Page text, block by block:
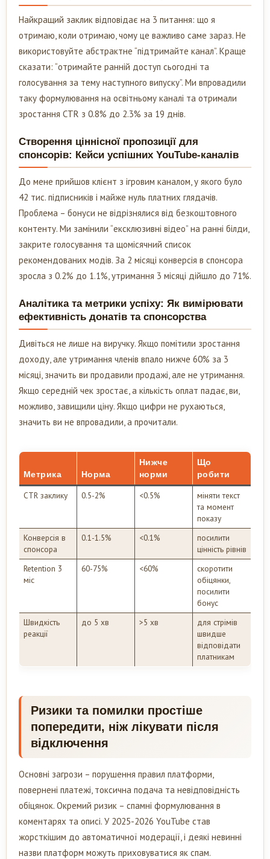
Найкращий заклик відповідає на 3 питання: що я
отримаю, коли отримаю, чому це важливо саме зараз. Не
використовуйте абстрактне “підтримайте канал”. Краще
сказати: “отримайте ранній доступ сьогодні та
голосування за тему наступного випуску”. Ми впровадили
таку формулювання на освітньому каналі та отримали
зростання CTR з 0.8% до 2.3% за 19 днів.
Створення ціннісної пропозиції для
спонсорів: Кейси успішних YouTube-каналів
До мене прийшов клієнт з ігровим каналом, у якого було
42 тис. підписників і майже нуль платних глядачів.
Проблема – бонуси не відрізнялися від безкоштовного
контенту. Ми замінили “ексклюзивні відео” на ранні білди,
закрите голосування та щомісячний список
рекомендованих модів. За 2 місяці конверсія в спонсора
зросла з 0.2% до 1.1%, утримання 3 місяці дійшло до 71%.
Аналітика та метрики успіху: Як вимірювати
ефективність донатів та спонсорства
Дивіться не лише на виручку. Якщо помітили зростання
доходу, але утримання членів впало нижче 60% за 3
місяці, значить ви продавили продажі, але не утримання.
Якщо середній чек зростає, а кількість оплат падає, ви,
можливо, завищили ціну. Якщо цифри не рухаються,
значить ви не впровадили, а прочитали.
Метрика Норма
Нижче
норми
Що
робити
CTR заклику 0.5-2% <0.5%
міняти текст
та момент
показу
Конверсія в
спонсора
0.1-1.5% <0.1%
посилити
цінність рівнів
Retention 3
міс
60-75% <60%
скоротити
обіцянки,
посилити
бонус
Швидкість
реакції
до 5 хв >5 хв
для стрімів
швидше
відповідати
платникам
Ризики та помилки простіше
попередити, ніж лікувати після
відключення
Основні загрози – порушення правил платформи,
повернені платежі, токсична подача та невідповідність
обіцянок. Окремий ризик – спамні формулювання в
коментарях та описі. У 2025-2026 YouTube став
жорсткішим до автоматичної модерації, і деякі невинні
назви платформ можуть приховуватися як спам.